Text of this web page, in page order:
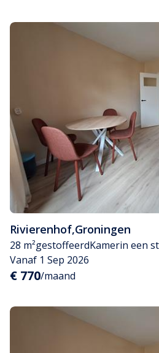
Rivierenhof,Groningen
28 m²gestoffeerdKamerin een
Vanaf 1 Sep 2026
€ 770/maand